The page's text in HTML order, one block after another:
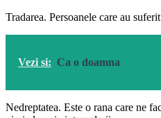
Tradarea. Persoanele care au
Vezi si: Ca o doamna
Nedreptatea. Este o rana care ne